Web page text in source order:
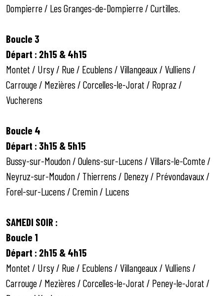
Dompierre / Les Granges-de-Dompierre / Curtilles.
Boucle 3
Départ : 2h15 & 4h15
Montet / Ursy / Rue / Ecublens / Villangeaux / Vulliens /
Carrouge / Mezières / Corcelles-le-Jorat / Ropraz /
Vucherens
Boucle 4
Départ : 3h15 & 5h15
Bussy-sur-Moudon / Oulens-sur-Lucens / Villars-le-Comte /
Neyruz-sur-Moudon / Thierrens / Denezy / Prévondavaux /
Forel-sur-Lucens / Cremin / Lucens
SAMEDI SOIR :
Boucle 1
Départ : 2h15 & 4h15
Montet / Ursy / Rue / Ecublens / Villangeaux / Vulliens /
Carrouge / Mezières / Corcelles-le-Jorat / Peney-le-Jorat /